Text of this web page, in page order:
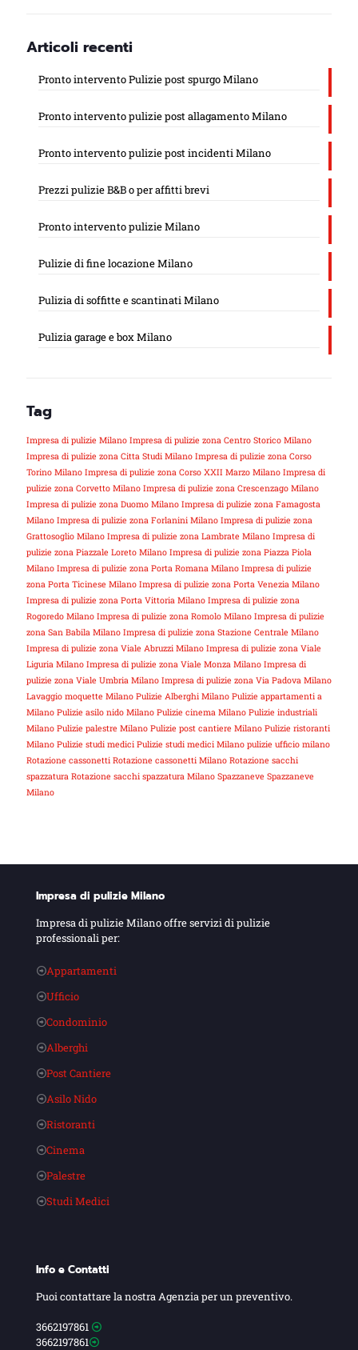
Articoli recenti
Pronto intervento Pulizie post spurgo Milano
Pronto intervento pulizie post allagamento Milano
Pronto intervento pulizie post incidenti Milano
Prezzi pulizie B&B o per affitti brevi
Pronto intervento pulizie Milano
Pulizie di fine locazione Milano
Pulizia di soffitte e scantinati Milano
Pulizia garage e box Milano
Tag
Impresa di pulizie Milano Impresa di pulizie zona Centro Storico Milano
Impresa di pulizie zona Citta Studi Milano Impresa di pulizie zona Corso
Torino Milano Impresa di pulizie zona Corso XXII Marzo Milano Impresa di
pulizie zona Corvetto Milano Impresa di pulizie zona Crescenzago Milano
Impresa di pulizie zona Duomo Milano Impresa di pulizie zona Famagosta
Milano Impresa di pulizie zona Forlanini Milano Impresa di pulizie zona
Grattosoglio Milano Impresa di pulizie zona Lambrate Milano Impresa di
pulizie zona Piazzale Loreto Milano Impresa di pulizie zona Piazza Piola
Milano Impresa di pulizie zona Porta Romana Milano Impresa di pulizie
zona Porta Ticinese Milano Impresa di pulizie zona Porta Venezia Milano
Impresa di pulizie zona Porta Vittoria Milano Impresa di pulizie zona
Rogoredo Milano Impresa di pulizie zona Romolo Milano Impresa di pulizie
zona San Babila Milano Impresa di pulizie zona Stazione Centrale Milano
Impresa di pulizie zona Viale Abruzzi Milano Impresa di pulizie zona Viale
Liguria Milano Impresa di pulizie zona Viale Monza Milano Impresa di
pulizie zona Viale Umbria Milano Impresa di pulizie zona Via Padova Milano
Lavaggio moquette Milano Pulizie Alberghi Milano Pulizie appartamenti a
Milano Pulizie asilo nido Milano Pulizie cinema Milano Pulizie industriali
Milano Pulizie palestre Milano Pulizie post cantiere Milano Pulizie ristoranti
Milano Pulizie studi medici Pulizie studi medici Milano pulizie ufficio milano
Rotazione cassonetti Rotazione cassonetti Milano Rotazione sacchi
spazzatura Rotazione sacchi spazzatura Milano Spazzaneve Spazzaneve
Milano
Impresa di pulizie Milano
Impresa di pulizie Milano offre servizi di pulizie
professionali per:
Appartamenti
Ufficio
Condominio
Alberghi
Post Cantiere
Asilo Nido
Ristoranti
Cinema
Palestre
Studi Medici
Info e Contatti
Puoi contattare la nostra Agenzia per un preventivo.
3662197861
3662197861